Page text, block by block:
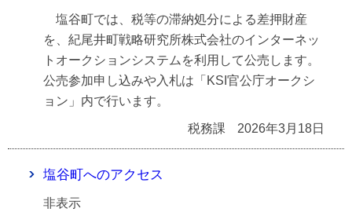
塩谷町では、税等の滞納処分による差押財産
を、紀尾井町戦略研究所株式会社のインターネッ
トオークションシステムを利用して公売します。
公売参加申し込みや入札は「KSI官公庁オークシ
ョン」内で行います。
税務課 2026年3月18日
塩谷町へのアクセス
非表示